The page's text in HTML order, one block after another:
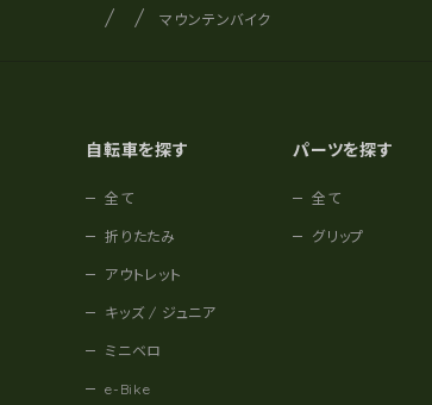
サイト内の現在地
サイクルショップナカゴヤ
マウンテンバイク
自転車を探す
全て
折りたたみ
アウトレット
キッズ / ジュニア
ミニベロ
e-Bike
パーツを探す
全て
グリップ